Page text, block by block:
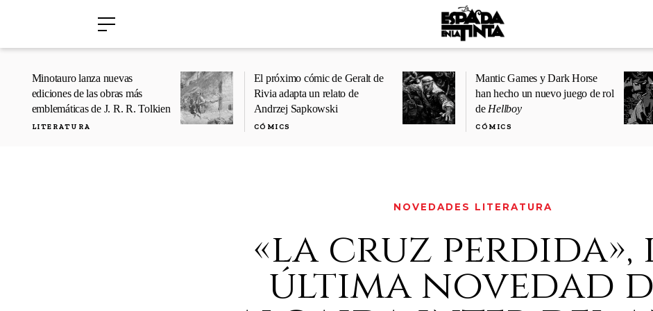
Minotauro lanza nuevas
ediciones de las obras más
emblemáticas de J. R. R. Tolkien
LITERATURA
El próximo cómic de Geralt de
Rivia adapta un relato de
Andrzej Sapkowski
CÓMICS
Mantic Games y Dark Horse
han hecho un nuevo juego de rol
de Hellboy
CÓMICS
NOVEDADES LITERATURA
«la cruz perdida»,
última novedad
›